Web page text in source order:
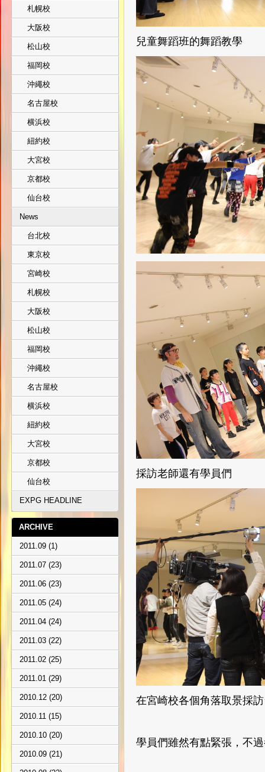
札幌校
大阪校
松山校
福岡校
沖繩校
名古屋校
横浜校
紐約校
大宮校
京都校
仙台校
News
台北校
東京校
宮崎校
札幌校
大阪校
松山校
福岡校
沖繩校
名古屋校
横浜校
紐約校
大宮校
京都校
仙台校
EXPG HEADLINE
ARCHIVE
2011.09 (1)
2011.07 (23)
2011.06 (23)
2011.05 (24)
2011.04 (24)
2011.03 (22)
2011.02 (25)
2011.01 (29)
2010.12 (20)
2010.11 (15)
2010.10 (20)
2010.09 (21)
兒童舞蹈班的舞蹈教學
採訪老師還有學員們
在宮崎校各個角落取景採
學員們雖然有點緊張，不